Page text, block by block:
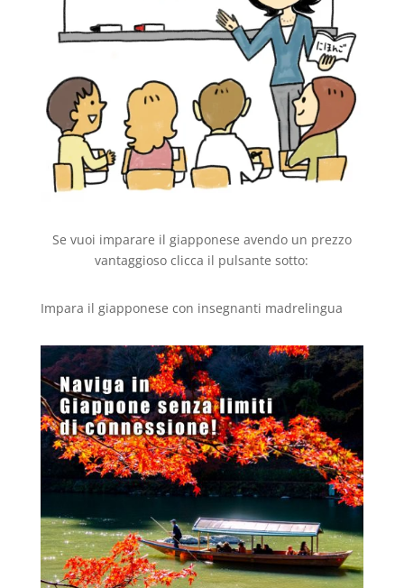
Se vuoi imparare il giapponese avendo un prezzo
vantaggioso clicca il pulsante sotto:
Impara il giapponese con insegnanti madrelingua